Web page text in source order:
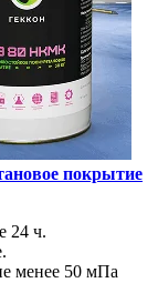
покрытие
24 ч.
менее 50 мПа